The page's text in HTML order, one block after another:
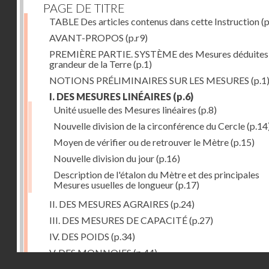
PAGE DE TITRE
TABLE Des articles contenus dans cette Instruction
AVANT-PROPOS (p.r9)
PREMIÈRE PARTIE. SYSTÈME des Mesures
grandeur de la Terre(p.1)
NOTIONS PRÉLIMINAIRES SUR LES MESURES (p.1)
I. DES MESURES LINÉAIRES (p.6)
Unité usuelle des Mesures linéaires (p.8)
Nouvelle division de la circonférence du Cercle
Moyen de vérifier ou de retrouver le Mètre(p.15)
Nouvelle division du jour(p.16)
Description de l'étalon du Mètre et des principales
Mesures usuelles de longueur(p.17)
II. DES MESURES AGRAIRES (p.24)
III. DES MESURES DE CAPACITÉ(p.27)
IV. DES POIDS (p.34)
V. DES MONNOIES(p.44)